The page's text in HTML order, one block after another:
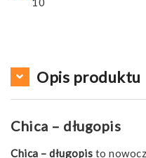
Opis produktu
Chica – długopis
Chica – długopis to